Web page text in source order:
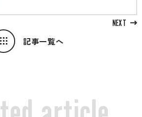
記事一覧へ
NEXT